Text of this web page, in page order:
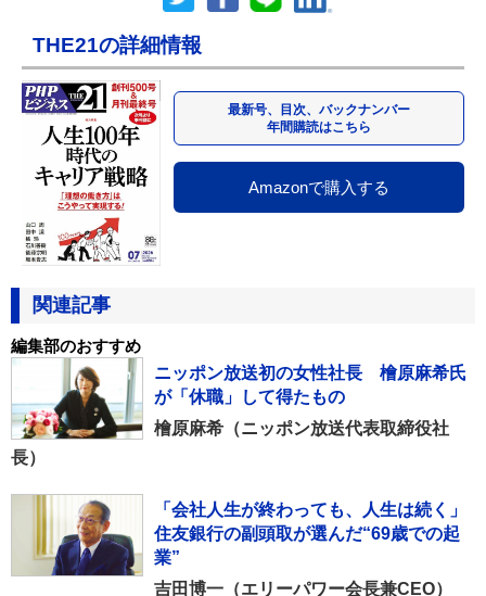
THE21の詳細情報
最新号、目次、バックナンバー
年間購読はこちら
Amazonで購入する
関連記事
編集部のおすすめ
ニッポン放送初の女性社長 檜原麻希氏
が「休職」して得たもの
檜原麻希（ニッポン放送代表取締役社
長）
「会社人生が終わっても、人生は続く」
住友銀行の副頭取が選んだ“69歳での起
業”
吉田博一（エリーパワー会長兼CEO）